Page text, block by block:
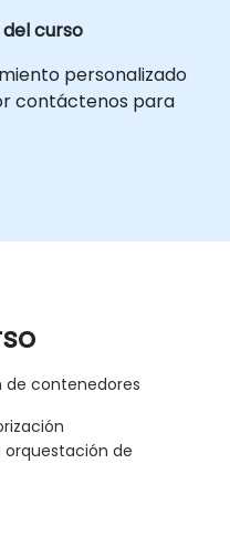
curso
personalizado
contáctenos para
de contenedores
orquestación de